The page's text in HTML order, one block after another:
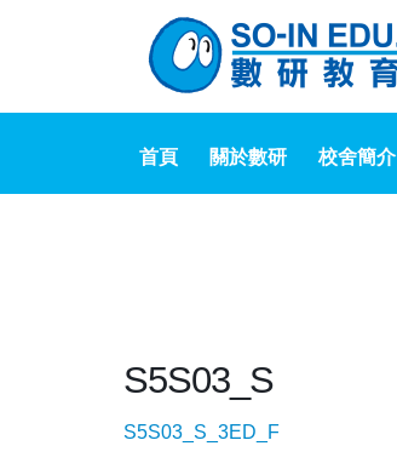
首頁 關於數研 校舍簡介
S5S03_S
S5S03_S_3ED_F